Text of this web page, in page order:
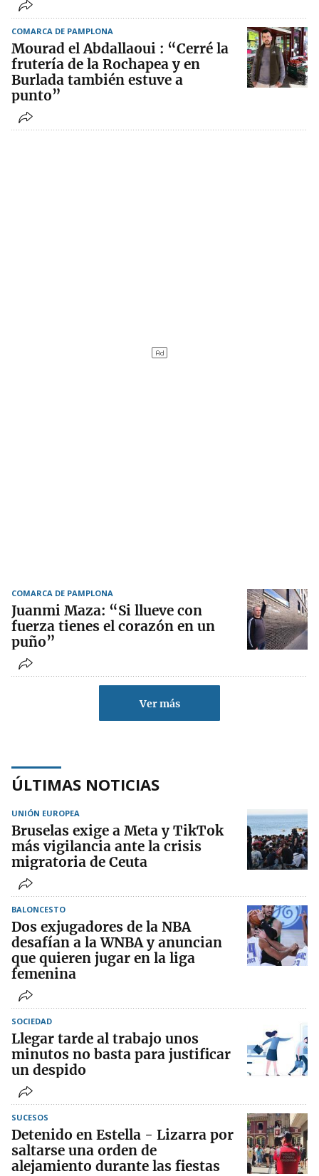
COMARCA DE PAMPLONA
Mourad el Abdallaoui : “Cerré la
frutería de la Rochapea y en
Burlada también estuve a
punto”
COMARCA DE PAMPLONA
Juanmi Maza: “Si llueve con
fuerza tienes el corazón en un
puño”
Ver más
ÚLTIMAS NOTICIAS
UNIÓN EUROPEA
Bruselas exige a Meta y TikTok
más vigilancia ante la crisis
migratoria de Ceuta
BALONCESTO
Dos exjugadores de la NBA
desafían a la WNBA y anuncian
que quieren jugar en la liga
femenina
SOCIEDAD
Llegar tarde al trabajo unos
minutos no basta para justificar
un despido
SUCESOS
Detenido en Estella - Lizarra por
saltarse una orden de
alejamiento durante las fiestas